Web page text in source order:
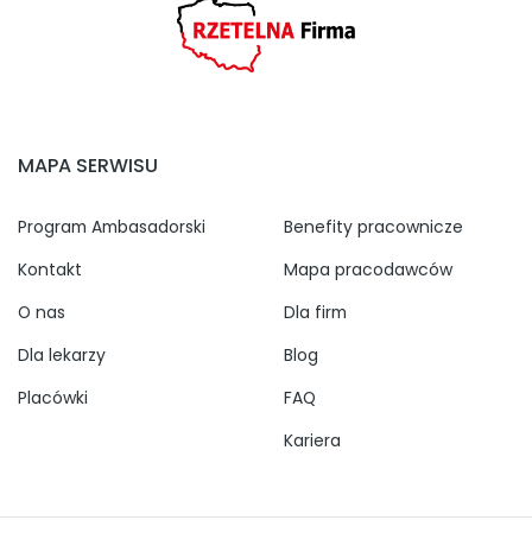
MAPA SERWISU
Program Ambasadorski
Kontakt
O nas
Dla lekarzy
Placówki
Benefity pracownicze
Mapa pracodawców
Dla firm
Blog
FAQ
Kariera